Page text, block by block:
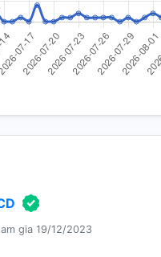
gia 19/12/2023